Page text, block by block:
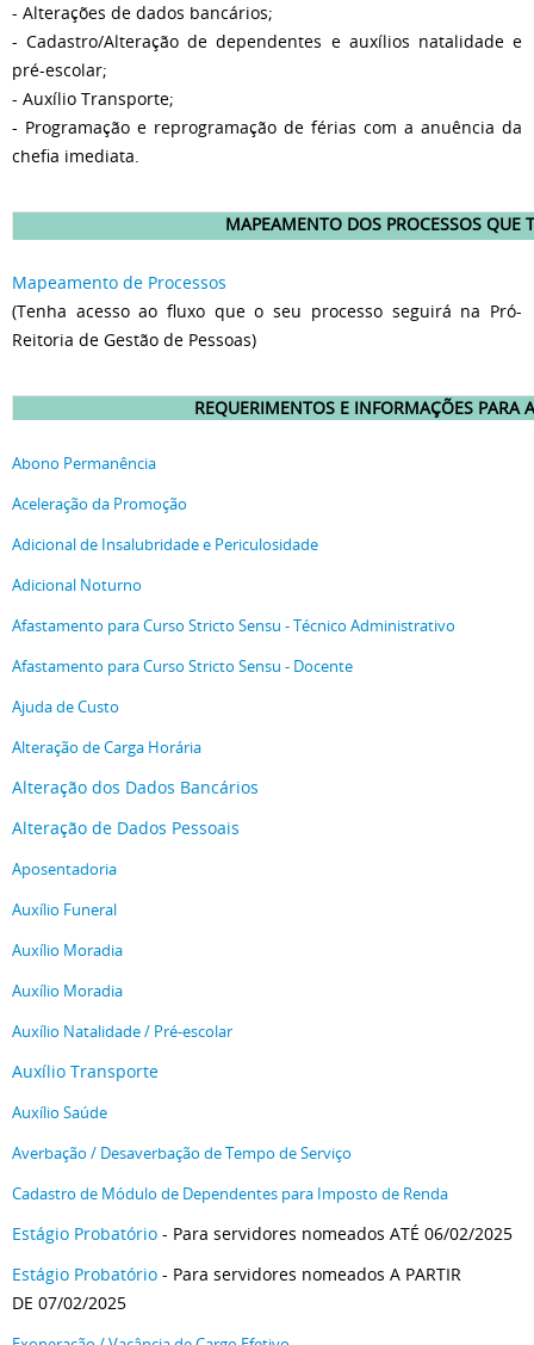
- Alterações de dados bancários;
- Cadastro/Alteração de dependentes e auxílios natalidade e
pré-escolar;
- Auxílio Transporte;
- Programação e reprogramação de férias com a anuência da
chefia imediata.
MAPEAMENTO DOS PROCESSOS QUE
Mapeamento de Processos
(Tenha acesso ao fluxo que o seu processo seguirá na Pró-
Reitoria de Gestão de Pessoas)
REQUERIMENTOS E INFORMAÇÕES PARA
Abono Permanência
Aceleração da Promoção
Adicional de Insalubridade e Periculosidade
Adicional Noturno
Afastamento para Curso Stricto Sensu - Técnico Administrativo
Afastamento para Curso Stricto Sensu - Docente
Ajuda de Custo
Alteração de Carga Horária
Alteração dos Dados Bancários
Alteração de Dados Pessoais
Aposentadoria
Auxílio Funeral
Auxílio Moradia
Auxílio Moradia
Auxílio Natalidade / Pré-escolar
Auxílio Transporte
Auxílio Saúde
Averbação / Desaverbação de Tempo de Serviço
Cadastro de Módulo de Dependentes para Imposto de Renda
Estágio Probatório - Para servidores nomeados ATÉ 06/02/2025
Estágio Probatório - Para servidores nomeados A PARTIR
DE 07/02/2025